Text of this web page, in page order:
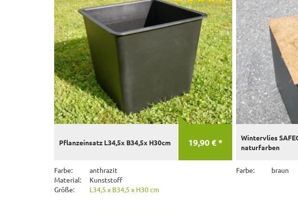
19,90 € *
Pflanzeinsatz L34,5x B34,5x H30cm
Farbe:
anthrazit
Material:
Kunststoff
Größe:
L34,5 x B34,5 x H30 cm
Wintervlies
naturfarben
Farbe: braun